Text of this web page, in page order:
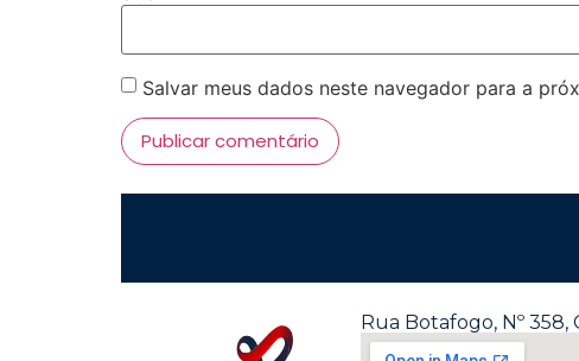
Salvar meus dados neste navegador para a
Rua Botafogo, Nº